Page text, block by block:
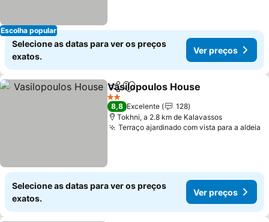
Escolha popular
Selecione as datas para ver os preços
exatos.
Ver preços
PartilharAdicionar aos favoritos
Vasilopoulos House
2 Estrelas
8,8 Excelente
128
Tokhni, a 2.8 km de Kalavassos
Terraço ajardinado com vista para a aldeia
Selecione as datas para ver os preços
exatos.
Ver preços